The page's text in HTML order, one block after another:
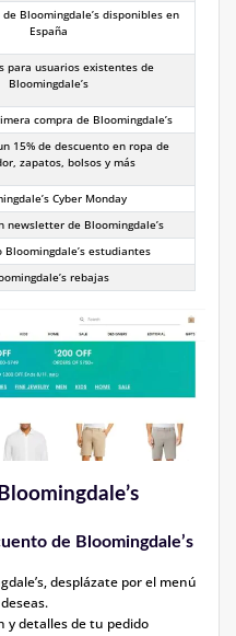
Bloomingdale’s disponibles en
España
para usuarios existentes de
Bloomingdale’s
compra de Bloomingdale’s
15% de descuento en ropa de
zapatos, bolsos y más
Cyber Monday
newsletter de Bloomingdale’s
Bloomingdale’s estudiantes
rebajas
de Bloomingdale’s
desplázate por el menú
y detalles de tu pedido